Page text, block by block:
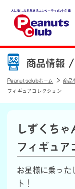
人に楽しみを与えるエ
ンターテイメント企
業 Peanuts club
商品情報 /
Peanutsclubホーム 商品
フィギュアコレクション
しずくちゃ
フィギュア
お星様に乗った
ト！